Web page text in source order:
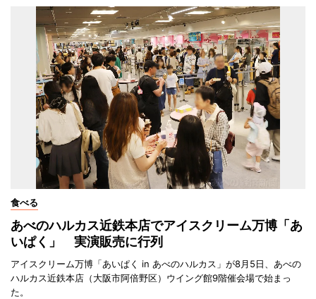
食べる
あべのハルカス近鉄本店でアイスクリーム万博「あ
いぱく」 実演販売に行列
アイスクリーム万博「あいぱく in あべのハルカス」が8月5日、あべの
ハルカス近鉄本店（大阪市阿倍野区）ウイング館9階催会場で始まっ
た。